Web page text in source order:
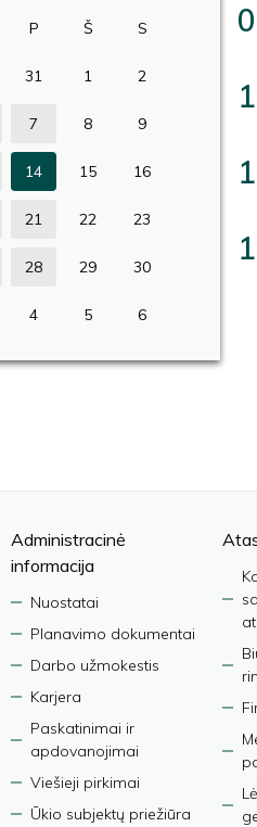
P Š S
31 1 2
7 8 9
14 15 16
21 22 23
28 29 30
4 5 6
Administracinė
informacija
Nuostatai
Planavimo dokumentai
Darbo užmokestis
Karjera
Paskatinimai ir
apdovanojimai
Viešieji pirkimai
Ūkio subjektų priežiūra